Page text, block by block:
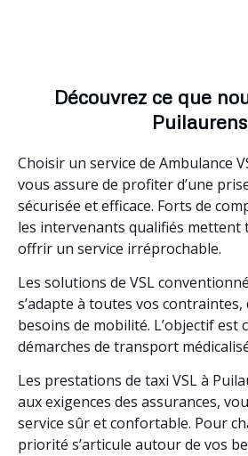
Découvrez ce que
Puilaurens
Choisir un service de Ambulance
vous assure de profiter d’une
sécurisée et efficace. Forts de
les intervenants qualifiés
offrir un service irréprochable.
Les solutions de VSL
s’adapte à toutes vos contraintes,
besoins de mobilité. L’objectif est
démarches de transport
Les prestations de taxi VSL à
aux exigences des assurances,
service sûr et confortable. Pour
priorité s’articule autour de vos